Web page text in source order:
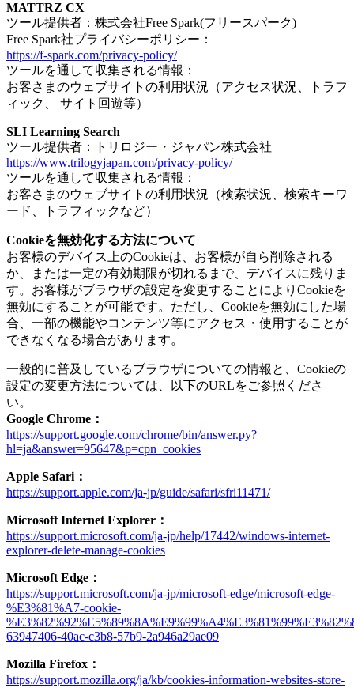
MATTRZ CX
ツール提供者：株式会社Free Spark(フリースパーク)
Free Spark社プライバシーポリシー：
https://f-spark.com/privacy-policy/
ツールを通して収集される情報：
お客さまのウェブサイトの利用状況（アクセス状況、トラフ
ィック、 サイト回遊等）
SLI Learning Search
ツール提供者：トリロジー・ジャパン株式会社
https://www.trilogyjapan.com/privacy-policy/
ツールを通して収集される情報：
お客さまのウェブサイトの利用状況（検索状況、検索キーワ
ード、トラフィックなど）
Cookieを無効化する方法について
お客様のデバイス上のCookieは、お客様が自ら削除される
か、または一定の有効期限が切れるまで、デバイスに残りま
す。お客様がブラウザの設定を変更することによりCookieを
無効にすることが可能です。ただし、Cookieを無効にした場
合、一部の機能やコンテンツ等にアクセス・使用することが
できなくなる場合があります。
一般的に普及しているブラウザについての情報と、Cookieの
設定の変更方法については、以下のURLをご参照くださ
い。
Google Chrome：
https://support.google.com/chrome/bin/answer.py?
hl=ja&answer=95647&p=cpn_cookies
Apple Safari：
https://support.apple.com/ja-jp/guide/safari/sfri11471/
Microsoft Internet Explorer：
https://support.microsoft.com/ja-jp/help/17442/windows-internet-
explorer-delete-manage-cookies
Microsoft Edge：
https://support.microsoft.com/ja-jp/microsoft-edge/microsoft-edge-
%E3%81%A7-cookie-
63947406-40ac-c3b8-57b9-2a946a29ae09
Mozilla Firefox：
https://support.mozilla.org/ja/kb/cookies-information-websites-store-